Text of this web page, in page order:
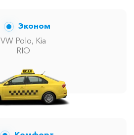
Эконом
VW Polo, Kia
RIO